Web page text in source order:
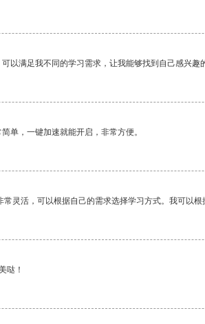
以满足我不同的学习需求，让我能够找到自己感兴趣
单，一键加速就能开启，非常方便。
灵活，可以根据自己的需求选择学习方式。我可以根
哒！